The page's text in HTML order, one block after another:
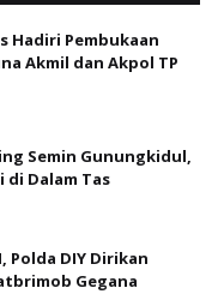
Hadiri Pembukaan
Akmil dan Akpol TP
Semin Gunungkidul,
di Dalam Tas
Polda DIY Dirikan
Gegana